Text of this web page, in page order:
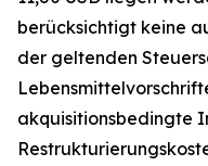
berücksichtigt keine
der geltenden
akquisitionsbedingte